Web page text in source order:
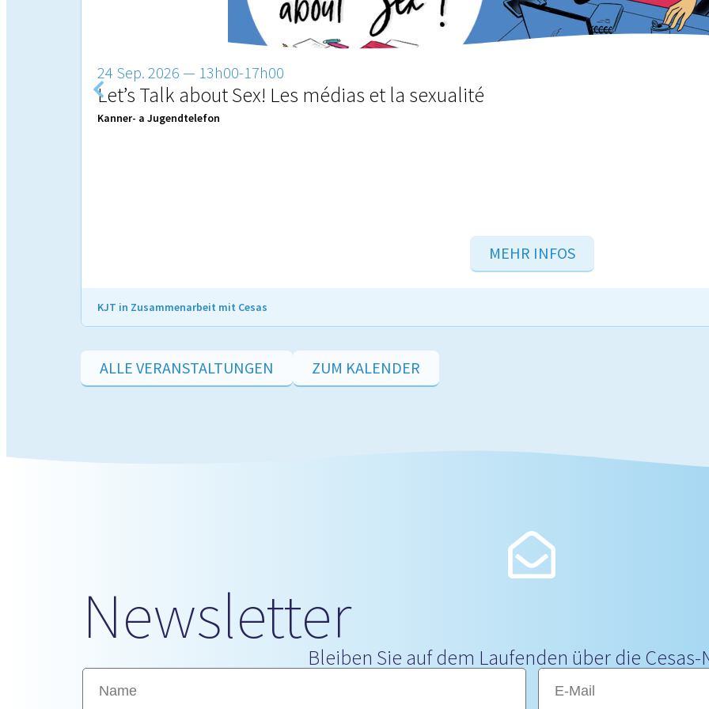
24 Sep. 2026 — 13h00-17h00
Let’s Talk about Sex! Les médias et la sexualité
Kanner- a Jugendtelefon
MEHR INFOS
KJT in Zusammenarbeit mit Cesas
ALLE VERANSTALTUNGEN ZUM KALENDER
Newsletter
Bleiben Sie auf dem Laufenden über die Cesas-